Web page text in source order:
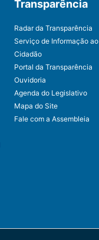
Transparência
Radar da Transparência
Serviço de Informação ao
Cidadão
Portal da Transparência
Ouvidoria
Agenda do Legislativo
Mapa do Site
Fale com a Assembleia